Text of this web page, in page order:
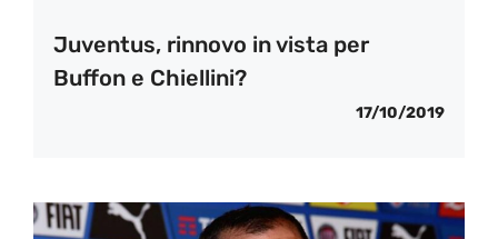
Juventus, rinnovo in vista per
Buffon e Chiellini?
17/10/2019